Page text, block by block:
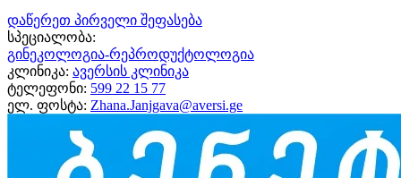
დაწერეთ პირველი შეფასება
სპეციალობა:
გინეკოლოგია-რეპროდუქტოლოგია
კლინიკა: ავერსის კლინიკა
ტელეფონი: 599 22 15 77
ელ. ფოსტა: Zhana.Janjgava@aversi.ge